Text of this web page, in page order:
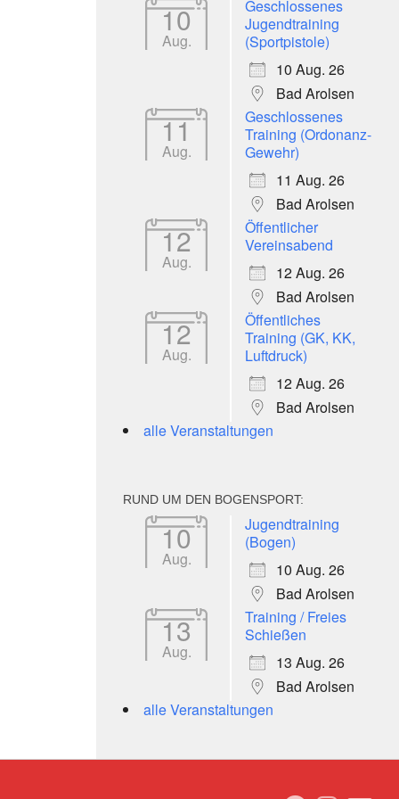
10
Aug.
Geschlossenes
Jugendtraining
(Sportpistole)
10 Aug. 26
Bad Arolsen
11
Aug.
Geschlossenes
Training (Ordonanz-
Gewehr)
11 Aug. 26
Bad Arolsen
12
Aug.
Öffentlicher
Vereinsabend
12 Aug. 26
Bad Arolsen
12
Aug.
Öffentliches
Training (GK, KK,
Luftdruck)
12 Aug. 26
Bad Arolsen
alle Veranstaltungen
RUND UM DEN BOGENSPORT:
10
Aug.
Jugendtraining
(Bogen)
10 Aug. 26
Bad Arolsen
13
Aug.
Training / Freies
Schießen
13 Aug. 26
Bad Arolsen
alle Veranstaltungen